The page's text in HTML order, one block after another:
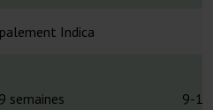
Indica
9 semaines 9-11